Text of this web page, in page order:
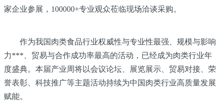
家企业参展，100000+专业观众莅临现场洽谈采购。
作为我国肉类食品行业权威性与专业性最强、规模与影响
力***、贸易与合作成功率最高的活动，已经成为肉类行业年
度盛典。本届产业周将以会议论坛、展览展示、贸易对接、荣
誉表彰、科技推广等主题活动持续为中国肉类行业高质量发展
赋能。